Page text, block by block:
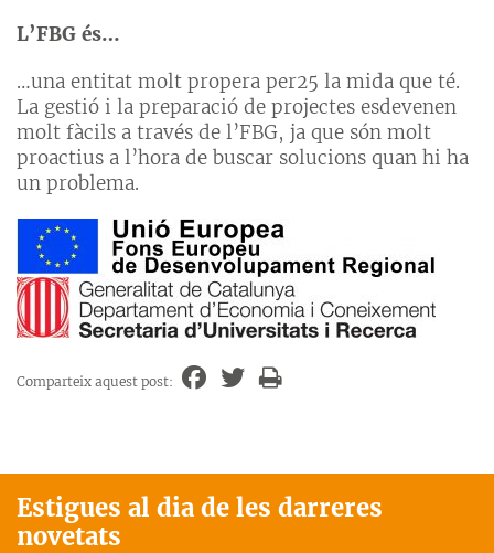
L’FBG és…
…una entitat molt propera per25 la mida que té.
La gestió i la preparació de projectes esdevenen
molt fàcils a través de l’FBG, ja que són molt
proactius a l’hora de buscar solucions quan hi ha
un problema.
Comparteix aquest post:
Estigues al dia de les darreres
novetats